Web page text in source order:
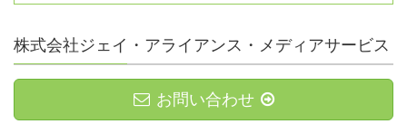
株式会社ジェイ・アライアンス・メディアサービス
お問い合わせ